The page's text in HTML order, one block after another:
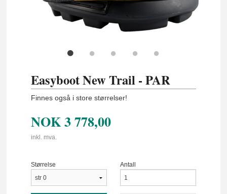
Easyboot New Trail - PAR
Finnes også i store størrelser!
NOK3 778,00
inkl. mva.
Størrelse Antall